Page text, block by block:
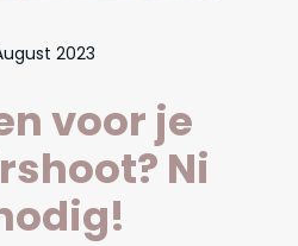
2023
voor je
Ni